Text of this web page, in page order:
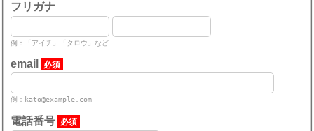
フリガナ
例：「アイチ」「タロウ」など
email 必須
例：kato@example.com
電話番号 必須